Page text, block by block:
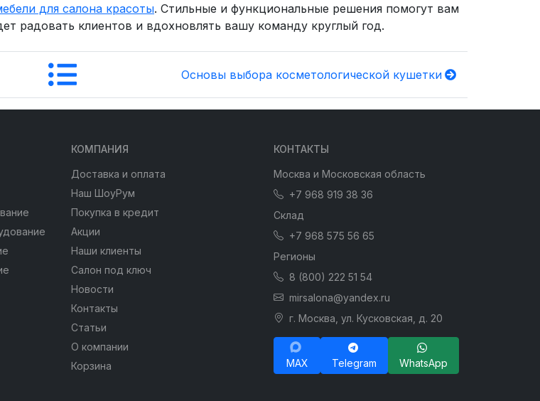
для салона красоты. Стильные и функциональные решения помогут вам
радовать клиентов и вдохновлять вашу команду круглый год.
Основы выбора косметологической кушетки
КОМПАНИЯ
Доставка и оплата
Наш ШоуРум
Покупка в кредит
Акции
Наши клиенты
Салон под ключ
Новости
Контакты
Статьи
О компании
Корзина
КОНТАКТЫ
Москва и Московская область
+7 968 919 38 36
Склад
+7 968 575 56 65
Регионы
8 (800) 222 51 54
mirsalona@yandex.ru
г. Москва, ул. Кусковская, д. 20
MAX Telegram WhatsApp